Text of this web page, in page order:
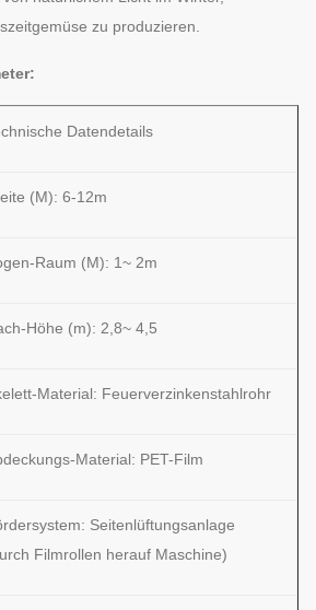
zu produzieren.
Datendetails
(M): 6-12m
Raum (M): 1~ 2m
Höhe (m): 2,8~ 4,5
Material: Feuerverzinkenstahlrohr
Material: PET-Film
Seitenlüftungsanlage
Filmrollen herauf Maschine)